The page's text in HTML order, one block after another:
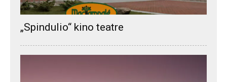
„Spindulio“ kino teatre